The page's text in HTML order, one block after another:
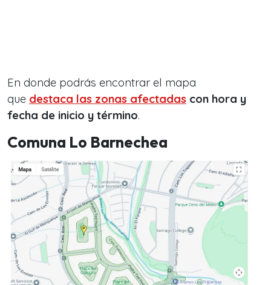
En donde podrás encontrar el mapa
que destaca las zonas afectadas con hora y
fecha de inicio y término.
Comuna Lo Barnechea